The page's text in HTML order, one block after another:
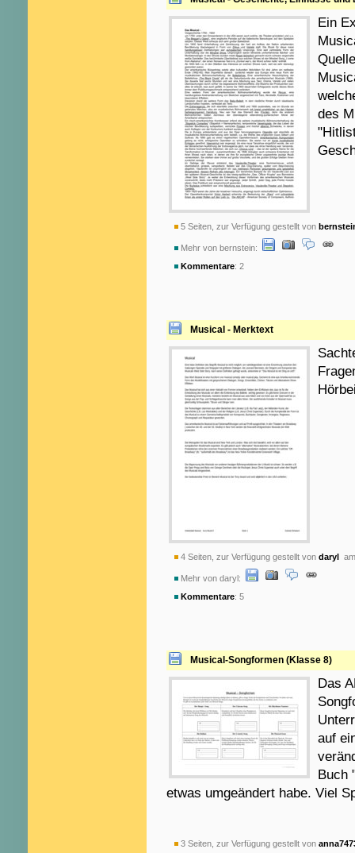
Ein
des
5 Seiten, zur Verfügung gestellt von
Mehr von bernstein:
Kommentare: 2
Musical - Merktext
4 Seiten, zur Verfügung gestellt von daryl
Mehr von daryl:
Kommentare: 5
Musical-Songformen (Klasse 8)
Das
auf
Buch
etwas umgeändert habe. Viel
3 Seiten, zur Verfügung gestellt von